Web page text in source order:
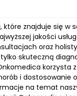
znajduje się w
jakości
oraz
skuteczną
korzysta
i dostosowanie
na temat